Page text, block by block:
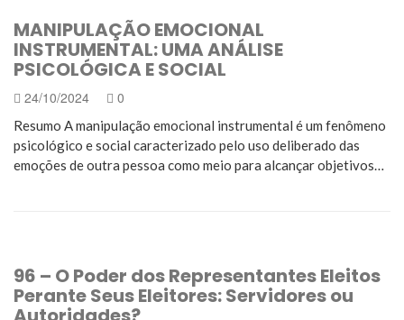
MANIPULAÇÃO EMOCIONAL
INSTRUMENTAL: UMA ANÁLISE
PSICOLÓGICA E SOCIAL
24/10/2024 0
Resumo A manipulação emocional instrumental é um fenômeno
psicológico e social caracterizado pelo uso deliberado das
emoções de outra pessoa como meio para alcançar objetivos…
96 – O Poder dos Representantes Eleitos
Perante Seus Eleitores: Servidores ou